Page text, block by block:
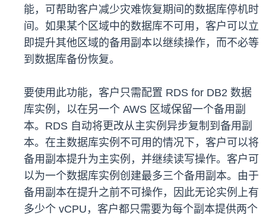
能，可帮助客户减少灾难恢复期间的数据库停机时
间。如果某个区域中的数据库不可用，客户可以立
即提升其他区域的备用副本以继续操作，而不必等
到数据库备份恢复。
要使用此功能，客户只需配置 RDS for DB2 数据
库实例，以在另一个 AWS 区域保留一个备用副
本。RDS 自动将更改从主实例异步复制到备用副
本。在主数据库实例不可用的情况下，客户可以将
备用副本提升为主实例，并继续读写操作。客户可
以为一个数据库实例创建最多三个备用副本。由于
备用副本在提升之前不可操作，因此无论实例上有
多少个 vCPU，客户都只需要为每个副本提供两个